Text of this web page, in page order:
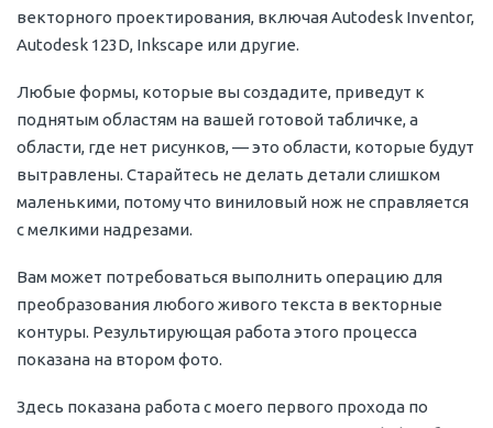
векторного проектирования, включая Autodesk Inventor,
Autodesk 123D, Inkscape или другие.
Любые формы, которые вы создадите, приведут к
поднятым областям на вашей готовой табличке, а
области, где нет рисунков, — это области, которые будут
вытравлены. Старайтесь не делать детали слишком
маленькими, потому что виниловый нож не справляется
с мелкими надрезами.
Вам может потребоваться выполнить операцию для
преобразования любого живого текста в векторные
контуры. Результирующая работа этого процесса
показана на втором фото.
Здесь показана работа с моего первого прохода по